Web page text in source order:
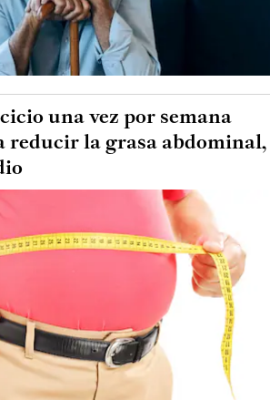
una vez por semana
reducir la grasa abdominal,